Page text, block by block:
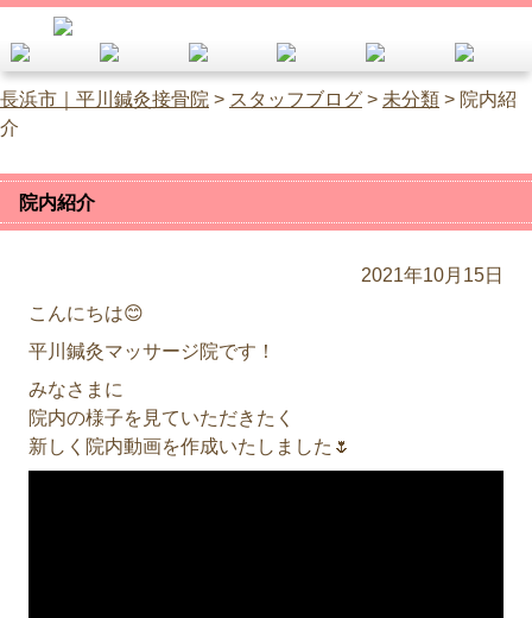
長浜市｜平川鍼灸接骨院 > スタッフブログ > 未分類 > 院内紹
介
院内紹介
2021年10月15日
こんにちは😊
平川鍼灸マッサージ院です！
みなさまに
院内の様子を見ていただきたく
新しく院内動画を作成いたしました🌷